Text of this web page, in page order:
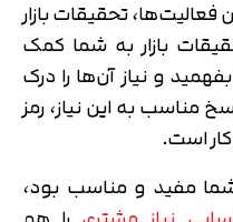
تحقیقات بازار
بازار به شما کمک
و نیاز آن‌ها را درک
مناسب به این نیاز، رمز
است.
مفید و مناسب بود،